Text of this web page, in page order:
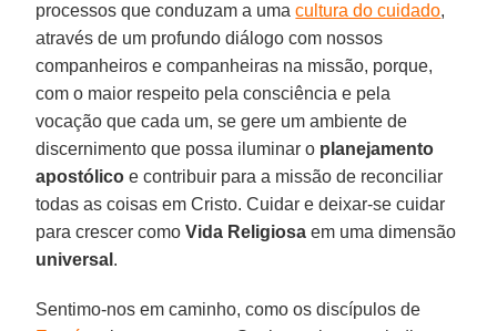
processos que conduzam a umacultura do cuidado,
através de um profundo diálogo com nossos
companheiros e companheiras na missão, porque,
com o maior respeito pela consciência e pela
vocação que cada um, se gere um ambiente de
discernimento que possa iluminar o planejamento
apostólico e contribuir para a missão de reconciliar
todas as coisas em Cristo. Cuidar e deixar-se cuidar
para crescer comoVida Religiosa em uma dimensão
universal .
Sentimo-nos em caminho, como os discípulos de